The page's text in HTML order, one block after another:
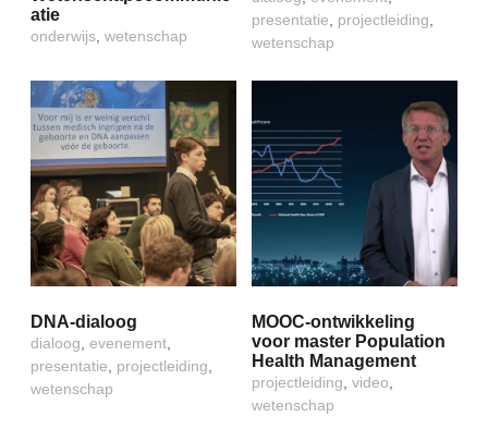
atie
onderwijs ,wetenschap
presentatie
projectleiding
wetenschap
DNA-dialoog
dialoog ,evenement
presentatie
projectleiding
wetenschap
MOOC-ontwikkeling
voor master Population
Health Management
projectleiding ,video
wetenschap